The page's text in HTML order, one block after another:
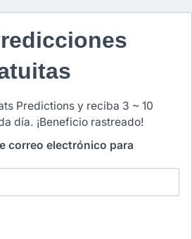
Predictions y reciba 3 ~ 10
día. ¡Beneficio rastreado!
correo electrónico para